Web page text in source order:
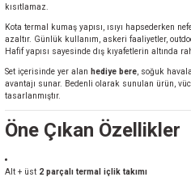
kısıtlamaz.
Kota termal kumaş yapısı, ısıyı hapsederken
azaltır. Günlük kullanım, askeri faaliyetler,
Hafif yapısı sayesinde dış kıyafetlerin altında
Set içerisinde yer alan hediye bere , soğuk
avantajı sunar. Bedenli olarak sunulan ürün,
tasarlanmıştır.
Öne Çıkan Özellikler
Alt + üst 2 parçalı termal içlik takımı